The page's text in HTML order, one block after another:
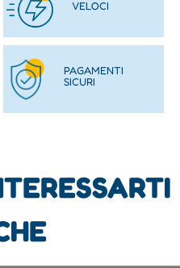
VELOCI
PAGAMENTI
SICURI